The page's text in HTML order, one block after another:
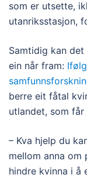
som er utsette,
utanriksstasjon,
Samtidig kan
ein når fram:
berre eit fåtal
utlandet, som får
– Kva hjelp du
mellom anna om
hindre kvinna i